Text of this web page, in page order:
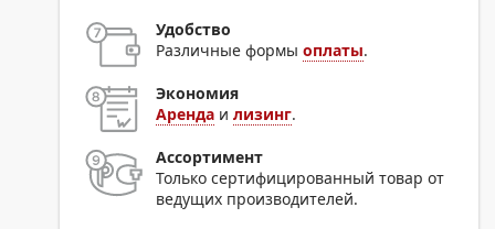
Удобство
Различные формыоплаты.
Экономия
Аренда илизинг.
Ассортимент
Только сертифицированный товар от
ведущих производителей.